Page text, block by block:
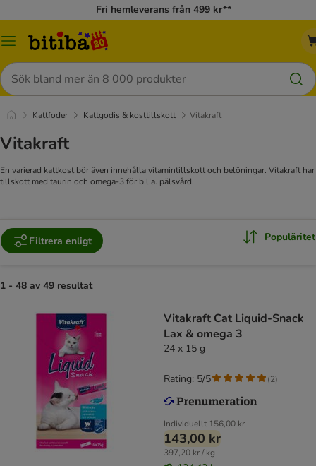
Fri hemleverans från 499 kr**
Meny
Sök
Kattfoder Kattgodis & kosttillskott Vitakraft
Vitakraft
En varierad kattkost bör även innehålla vitamintillskott och belöningar. Vitakraft har
tillskott med taurin och omega-3 för b.l.a. pälsvård.
Filtrera enligt Populäritet
1 - 48 av 49 resultat
Vitakraft Cat Liquid-Snack
Lax & omega 3
24 x 15 g
Individuellt 156,00 kr
143,00 kr
397,20 kr / kg
Rating: 5/5 (2)